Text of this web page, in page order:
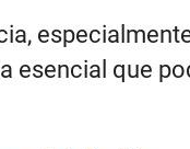
esencial que